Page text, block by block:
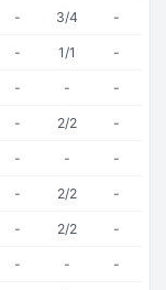
- 3/4 -
- 1/1 -
- - -
- 2/2 -
- - -
- 2/2 -
- 2/2 -
- - -